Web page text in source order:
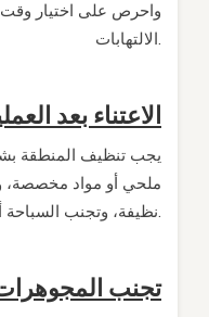
واحرص على اختيار وقت
الالتهابات.
الاعتناء بعد
يجب تنظيف المنطقة
ملحي أو مواد مخصصة،
نظيفة، وتجنب السباحة أو تعرض الأذن للماء الملوث.
تجنب